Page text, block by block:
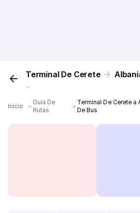
Terminal De Cerete
...
Inicio ＞
Guía De
Rutas
＞
Terminal De Cerete a
De Bus